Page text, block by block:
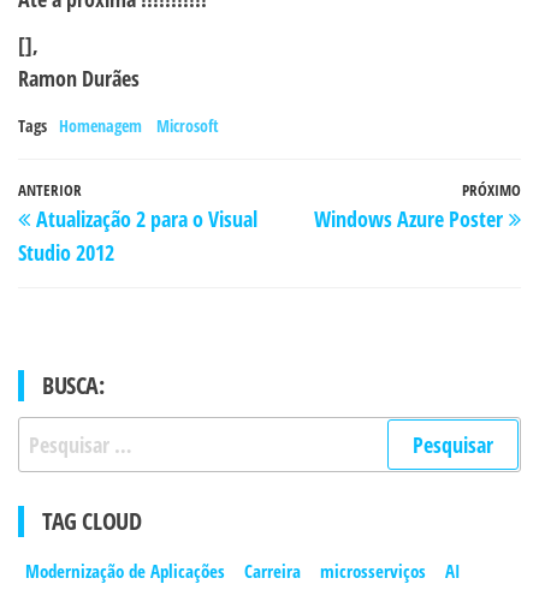
[],
Ramon Durães
Tags Homenagem Microsoft
Navegação
de
Post
Post
anterior
ANTERIOR
Atualização 2 para o Visual
Studio 2012
PRÓXIMO
Windows Azure Poster
BUSCA:
Pesquisar
por:
TAG CLOUD
Modernização de Aplicações Carreira microsserviços
AI